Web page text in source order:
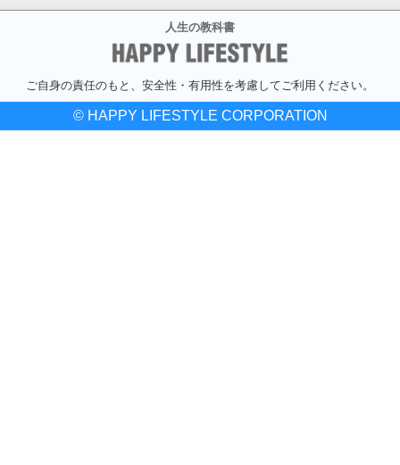
人生の教科書
ご自身の責任のもと、安全性・有用性を考慮してご利用ください。
© HAPPY LIFESTYLE CORPORATION